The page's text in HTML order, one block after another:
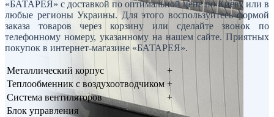
«БАТАРЕЯ» с доставкой по оптимальной цене по Киеву или в
любые регионы Украины. Для этого воспользуйтесь формой
заказа товаров через корзину или сделайте звонок по
телефонному номеру, указанному на нашем сайте. Приятных
покупок в интернет-магазине «БАТАРЕЯ».
Металлический корпус
+
Теплообменник с воздухоотводчиком +
Система вентиляторов
+
Блок управления
-